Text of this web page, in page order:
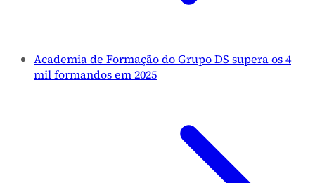
Academia de Formação do Grupo DS supera os 4
mil formandos em 2025